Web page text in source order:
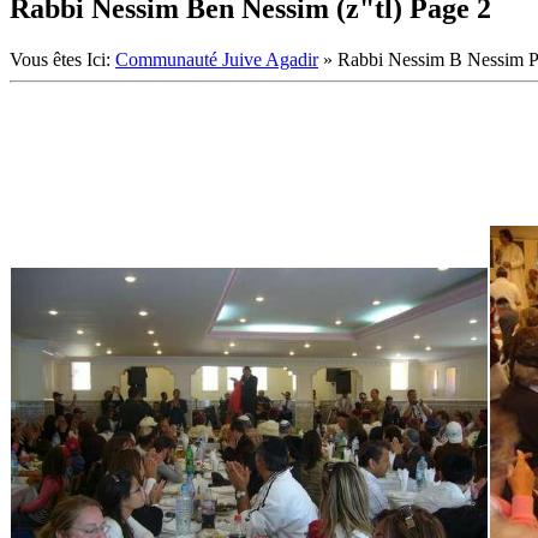
Rabbi Nessim Ben Nessim (z"tl) Page 2
Vous êtes Ici: Communauté Juive Agadir» Rabbi Nessim B Nessim